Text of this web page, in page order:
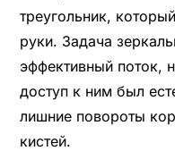
треугольник,
руки. Задача
эффективный поток,
доступ к ним был
лишние повороты
кистей.